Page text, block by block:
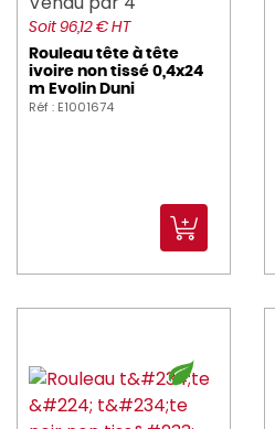
Soit 96,12 € HT
Rouleau tête à tête
ivoire non tissé 0,4x24
m Evolin Duni
Réf : E1001674